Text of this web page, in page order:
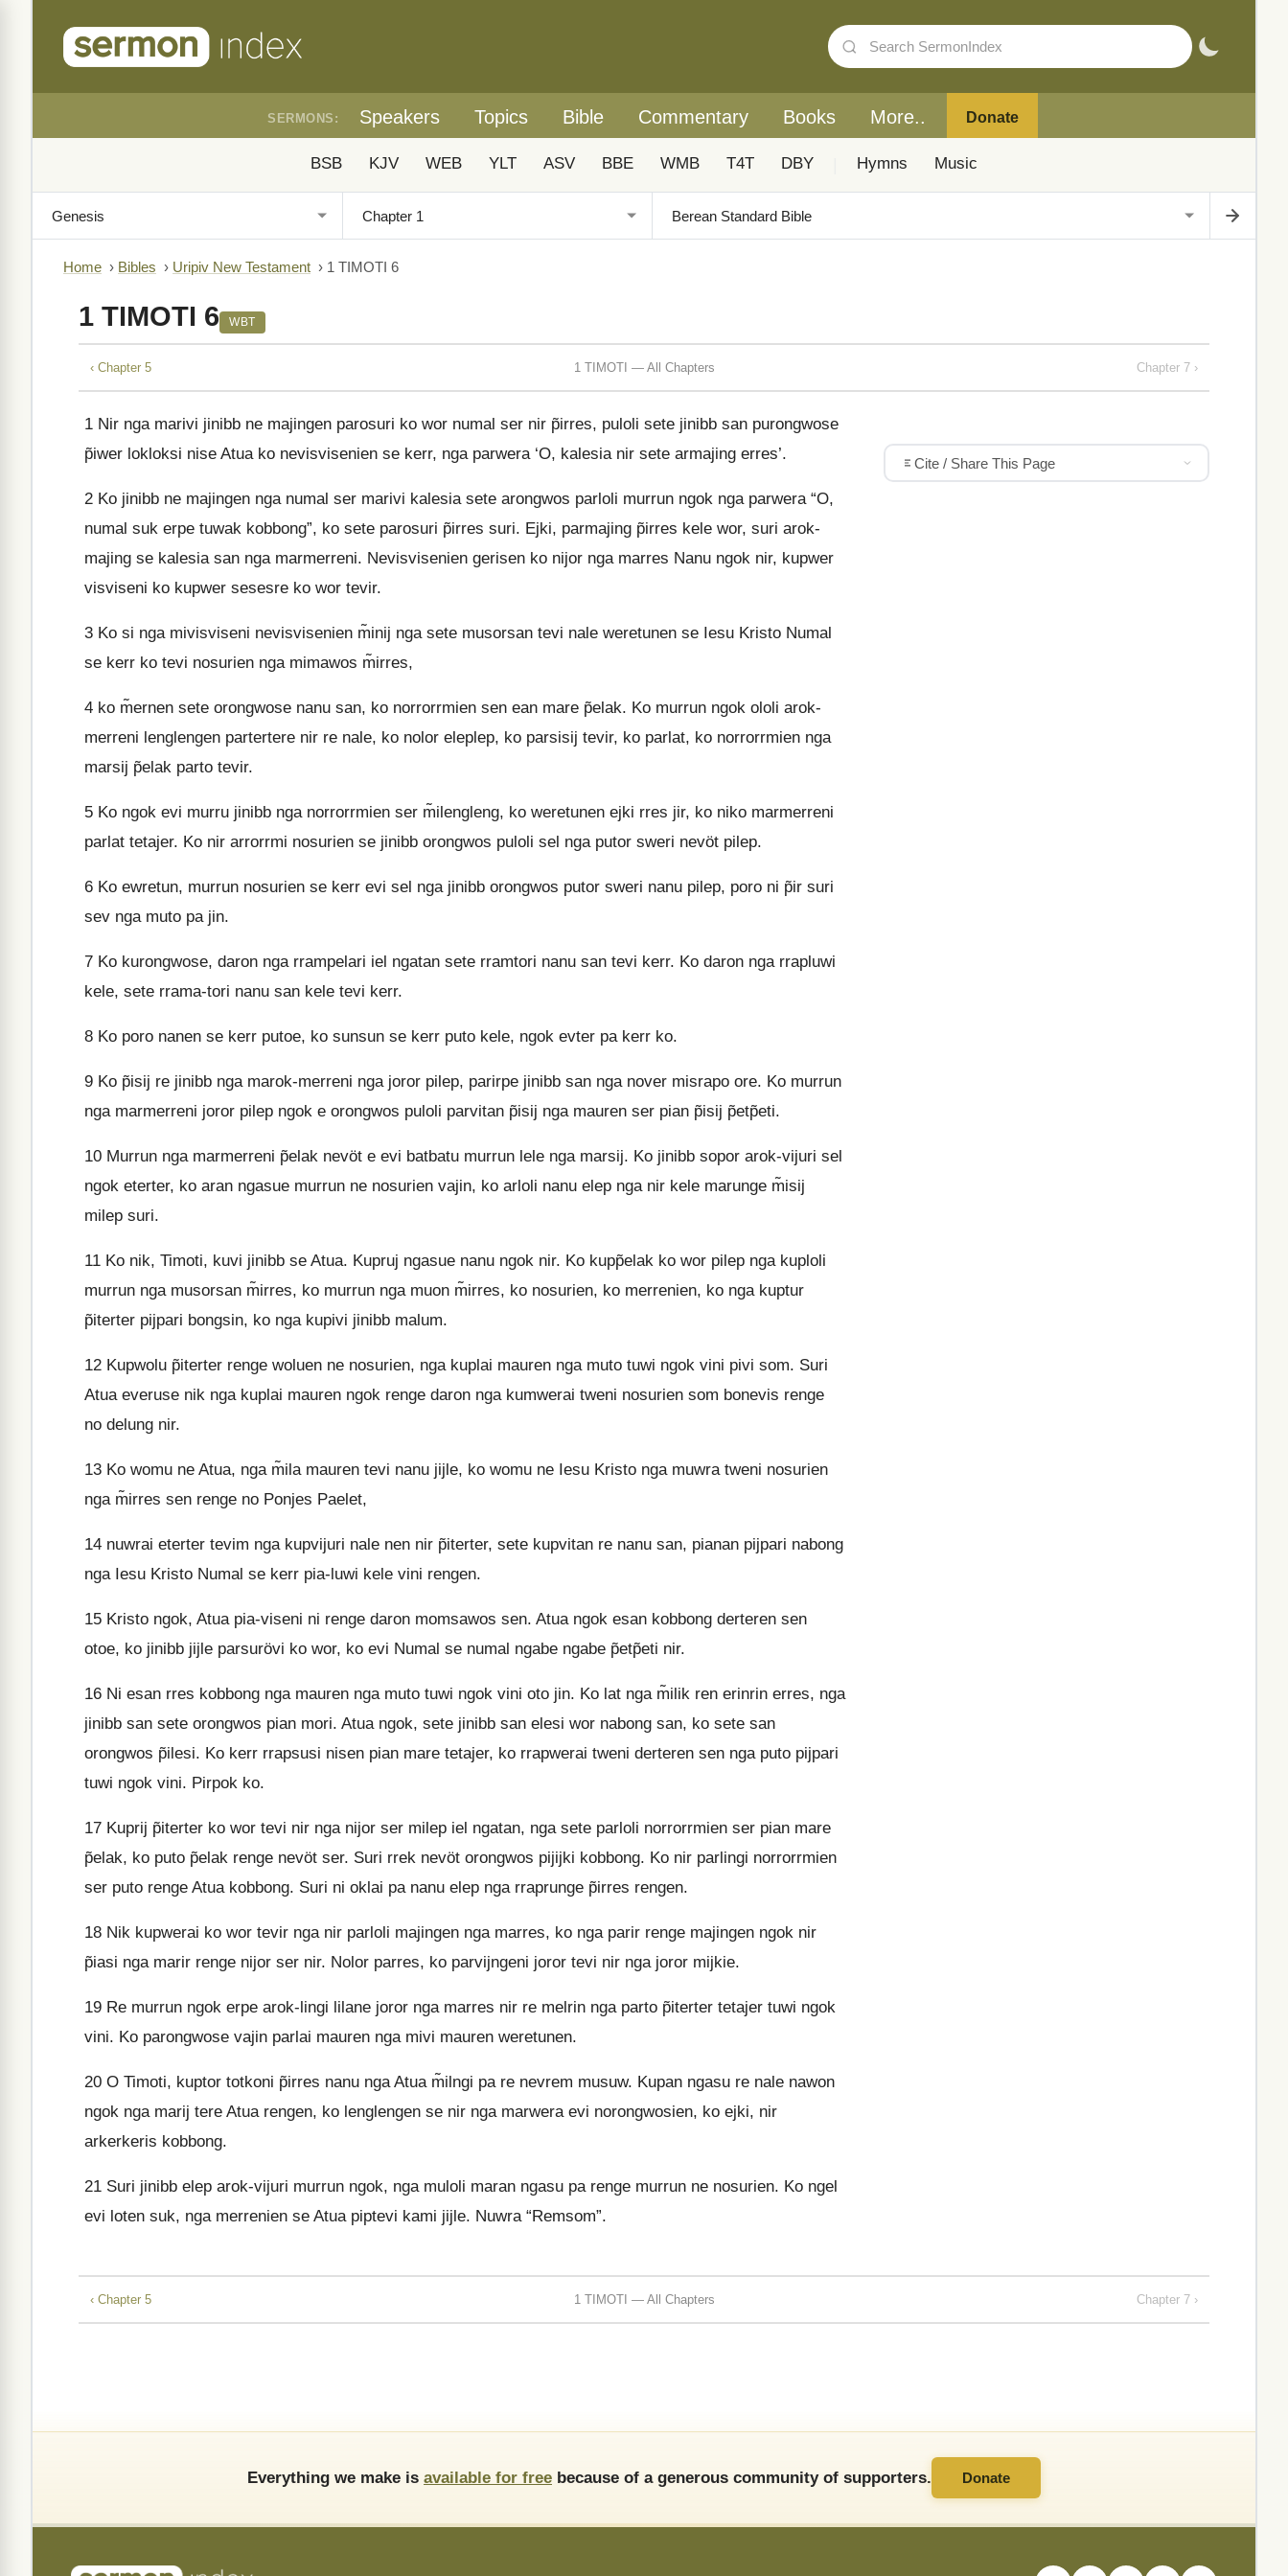
SERMONS: Speakers Topics Bible Commentary Books More.. Donate
BSB KJV WEB YLT ASV BBE WMB T4T DBY Hymns Music
Home › Bibles › Uripiv New Testament › 1 TIMOTI 6
1 TIMOTI 6 WBT
‹ Chapter 5 1 TIMOTI — All Chapters Chapter 7 ›
1 Nir nga marivi jinibb ne majingen parosuri ko wor numal ser nir p̃irres, puloli sete jinibb san purongwose
p̃iwer lokloksi nise Atua ko nevisvisenien se kerr, nga parwera ‘O, kalesia nir sete armajing erres’.
2 Ko jinibb ne majingen nga numal ser marivi kalesia sete arongwos parloli murrun ngok nga parwera “O,
numal suk erpe tuwak kobbong”, ko sete parosuri p̃irres suri. Ejki, parmajing p̃irres kele wor, suri arok-
majing se kalesia san nga marmerreni. Nevisvisenien gerisen ko nijor nga marres Nanu ngok nir, kupwer
visviseni ko kupwer sesesre ko wor tevir.
3 Ko si nga mivisviseni nevisvisenien m̃inij nga sete musorsan tevi nale weretunen se Iesu Kristo Numal
se kerr ko tevi nosurien nga mimawos m̃irres,
4 ko m̃ernen sete orongwose nanu san, ko norrorrmien sen ean mare p̃elak. Ko murrun ngok ololi arok-
merreni lenglengen partertere nir re nale, ko nolor eleplep, ko parsisij tevir, ko parlat, ko norrorrmien nga
marsij p̃elak parto tevir.
5 Ko ngok evi murru jinibb nga norrorrmien ser m̃ilengleng, ko weretunen ejki rres jir, ko niko marmerreni
parlat tetajer. Ko nir arrorrmi nosurien se jinibb orongwos puloli sel nga putor sweri nevöt pilep.
6 Ko ewretun, murrun nosurien se kerr evi sel nga jinibb orongwos putor sweri nanu pilep, poro ni p̃ir suri
sev nga muto pa jin.
7 Ko kurongwose, daron nga rrampelari iel ngatan sete rramtori nanu san tevi kerr. Ko daron nga rrapluwi
kele, sete rrama-tori nanu san kele tevi kerr.
8 Ko poro nanen se kerr putoe, ko sunsun se kerr puto kele, ngok evter pa kerr ko.
9 Ko p̃isij re jinibb nga marok-merreni nga joror pilep, parirpe jinibb san nga nover misrapo ore. Ko murrun
nga marmerreni joror pilep ngok e orongwos puloli parvitan p̃isij nga mauren ser pian p̃isij p̃etp̃eti.
10 Murrun nga marmerreni p̃elak nevöt e evi batbatu murrun lele nga marsij. Ko jinibb sopor arok-vijuri sel
ngok eterter, ko aran ngasue murrun ne nosurien vajin, ko arloli nanu elep nga nir kele marunge m̃isij
milep suri.
11 Ko nik, Timoti, kuvi jinibb se Atua. Kupruj ngasue nanu ngok nir. Ko kupp̃elak ko wor pilep nga kuploli
murrun nga musorsan m̃irres, ko murrun nga muon m̃irres, ko nosurien, ko merrenien, ko nga kuptur
p̃iterter pijpari bongsin, ko nga kupivi jinibb malum.
12 Kupwolu p̃iterter renge woluen ne nosurien, nga kuplai mauren nga muto tuwi ngok vini pivi som. Suri
Atua everuse nik nga kuplai mauren ngok renge daron nga kumwerai tweni nosurien som bonevis renge
no delung nir.
13 Ko womu ne Atua, nga m̃ila mauren tevi nanu jijle, ko womu ne Iesu Kristo nga muwra tweni nosurien
nga m̃irres sen renge no Ponjes Paelet,
14 nuwrai eterter tevim nga kupvijuri nale nen nir p̃iterter, sete kupvitan re nanu san, pianan pijpari nabong
nga Iesu Kristo Numal se kerr pia-luwi kele vini rengen.
15 Kristo ngok, Atua pia-viseni ni renge daron momsawos sen. Atua ngok esan kobbong derteren sen
otoe, ko jinibb jijle parsurövi ko wor, ko evi Numal se numal ngabe ngabe p̃etp̃eti nir.
16 Ni esan rres kobbong nga mauren nga muto tuwi ngok vini oto jin. Ko lat nga m̃ilik ren erinrin erres, nga
jinibb san sete orongwos pian mori. Atua ngok, sete jinibb san elesi wor nabong san, ko sete san
orongwos p̃ilesi. Ko kerr rrapsusi nisen pian mare tetajer, ko rrapwerai tweni derteren sen nga puto pijpari
tuwi ngok vini. Pirpok ko.
17 Kuprij p̃iterter ko wor tevi nir nga nijor ser milep iel ngatan, nga sete parloli norrorrmien ser pian mare
p̃elak, ko puto p̃elak renge nevöt ser. Suri rrek nevöt orongwos pijijki kobbong. Ko nir parlingi norrorrmien
ser puto renge Atua kobbong. Suri ni oklai pa nanu elep nga rraprunge p̃irres rengen.
18 Nik kupwerai ko wor tevir nga nir parloli majingen nga marres, ko nga parir renge majingen ngok nir
p̃iasi nga marir renge nijor ser nir. Nolor parres, ko parvijngeni joror tevi nir nga joror mijkie.
19 Re murrun ngok erpe arok-lingi lilane joror nga marres nir re melrin nga parto p̃iterter tetajer tuwi ngok
vini. Ko parongwose vajin parlai mauren nga mivi mauren weretunen.
20 O Timoti, kuptor totkoni p̃irres nanu nga Atua m̃ilngi pa re nevrem musuw. Kupan ngasu re nale nawon
ngok nga marij tere Atua rengen, ko lenglengen se nir nga marwera evi norongwosien, ko ejki, nir
arkerkeris kobbong.
21 Suri jinibb elep arok-vijuri murrun ngok, nga muloli maran ngasu pa renge murrun ne nosurien. Ko ngel
evi loten suk, nga merrenien se Atua piptevi kami jijle. Nuwra “Remsom”.
Cite / Share This Page
‹ Chapter 5 1 TIMOTI — All Chapters Chapter 7 ›
Everything we make is available for free because of a generous community of supporters. Donate